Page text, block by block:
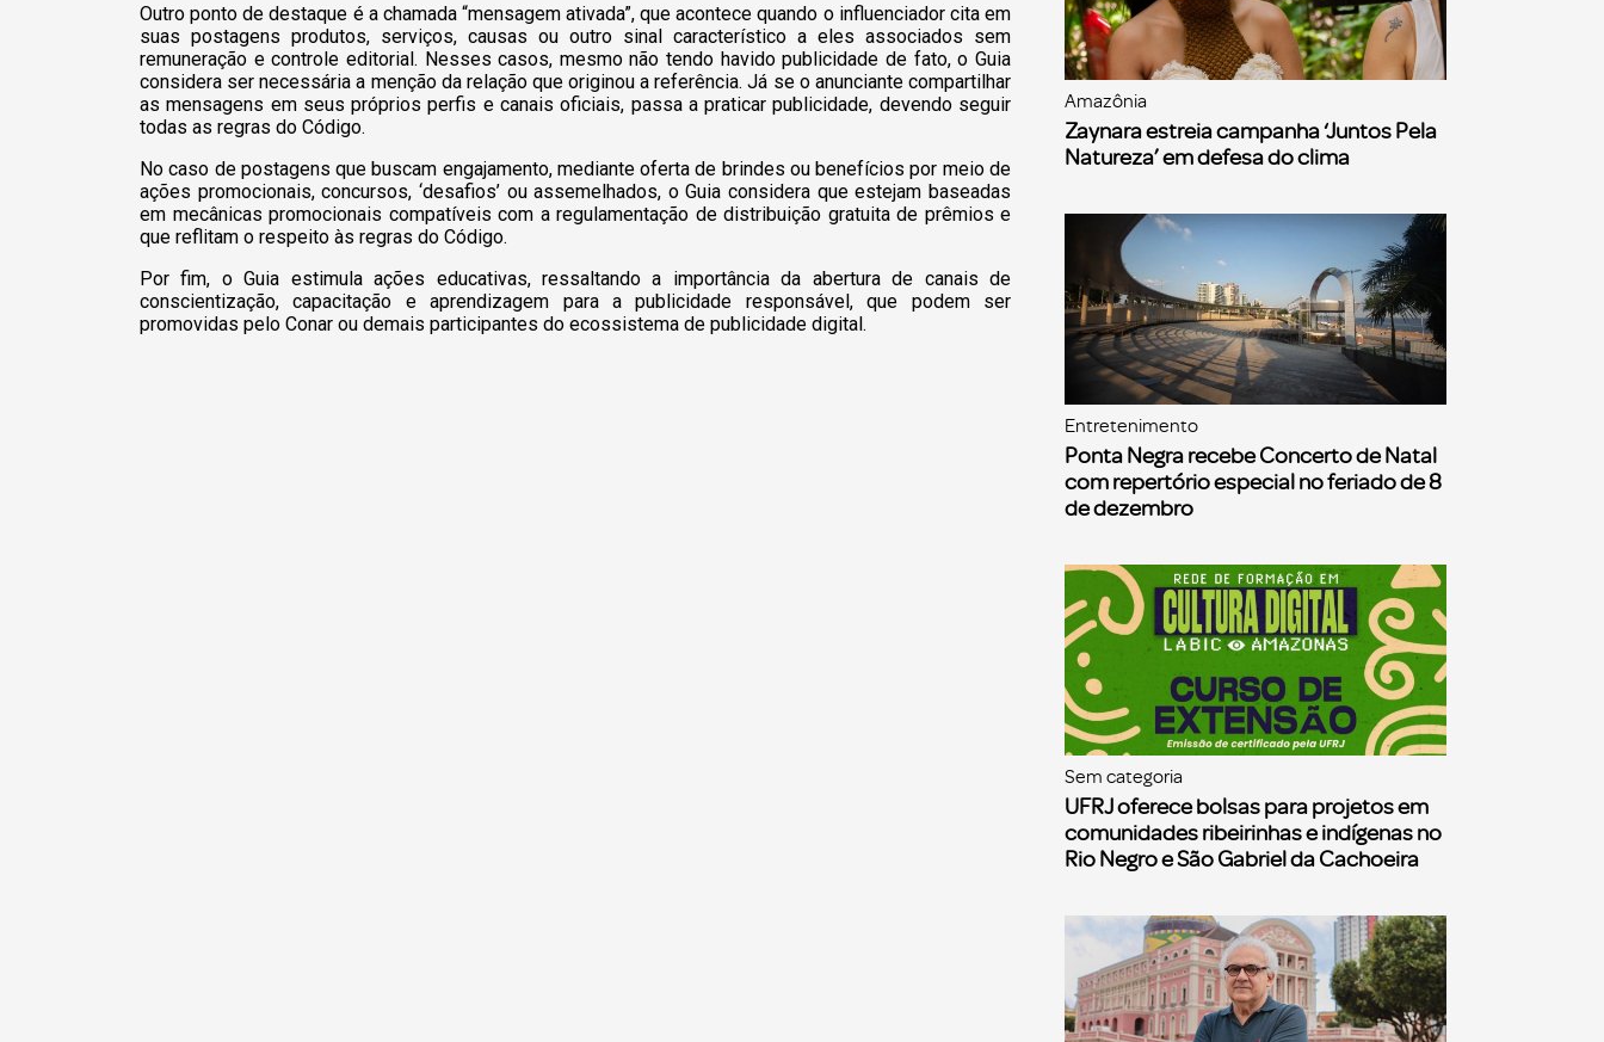
Outro ponto de destaque é a chamada “mensagem ativada”, que acontece quando o influenciador cita em
suas postagens produtos, serviços, causas ou outro sinal característico a eles associados sem
remuneração e controle editorial. Nesses casos, mesmo não tendo havido publicidade de fato, o Guia
considera ser necessária a menção da relação que originou a referência. Já se o anunciante compartilhar
as mensagens em seus próprios perfis e canais oficiais, passa a praticar publicidade, devendo seguir
todas as regras do Código.
No caso de postagens que buscam engajamento, mediante oferta de brindes ou benefícios por meio de
ações promocionais, concursos, ‘desafios’ ou assemelhados, o Guia considera que estejam baseadas
em mecânicas promocionais compatíveis com a regulamentação de distribuição gratuita de prêmios e
que reflitam o respeito às regras do Código.
Por fim, o Guia estimula ações educativas, ressaltando a importância da abertura de canais de
conscientização, capacitação e aprendizagem para a publicidade responsável, que podem ser
promovidas pelo Conar ou demais participantes do ecossistema de publicidade digital.
Amazônia
Zaynara estreia campanha ‘Juntos Pela
Natureza’ em defesa do clima
Entretenimento
Ponta Negra recebe Concerto de Natal
com repertório especial no feriado de 8
de dezembro
Sem categoria
UFRJ oferece bolsas para projetos em
comunidades ribeirinhas e indígenas no
Rio Negro e São Gabriel da Cachoeira